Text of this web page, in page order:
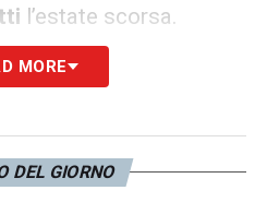
l’estate scorsa.
Allegri
ripercorrere a Torino il
di crescita di Paul
MORE
DEL GIORNO